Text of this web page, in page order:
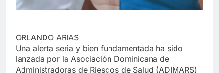
ORLANDO ARIAS
Una alerta seria y bien fundamentada ha sido
lanzada por la Asociación Dominicana de
Administradoras de Riesgos de Salud (ADIMARS)